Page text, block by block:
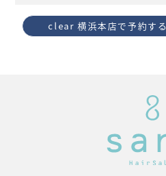
clear 横浜本店で予約する